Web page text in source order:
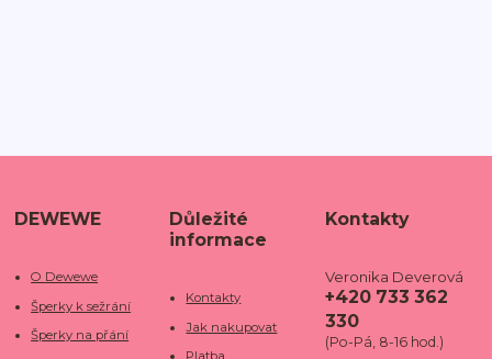
DEWEWE
O Dewewe
Šperky k sežrání
Šperky na přání
Důležité
informace
Kontakty
Jak nakupovat
Kontakty
Veronika Deverová
+420 733 362
330
(Po-Pá, 8-16 hod.)